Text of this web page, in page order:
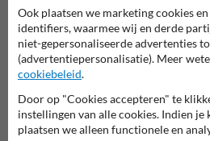
Stel je vraag aan Veiligheidsbord.nl
Ook plaatsen we marketing cookies
identifiers, waarmee wij en derde
niet-gepersonaliseerde advertenties
(advertentiepersonalisatie). Meer
cookiebeleid.
Door op "Cookies accepteren" te
instellingen van alle cookies. Indien je
plaatsen we alleen functionele en